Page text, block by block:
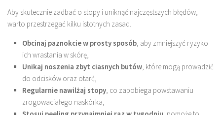
Aby skutecznie zadbać o stopy i uniknąć najczęstszych błędów,
warto przestrzegać kilku istotnych zasad.
Obcinaj paznokcie w prosty sposób, aby zmniejszyć ryzyko
ich wrastania w skórę,
Unikaj noszenia zbyt ciasnych butów, które mogą prowadzić
do odcisków oraz otarć,
Regularnie nawilżaj stopy, co zapobiega powstawaniu
zrogowaciałego naskórka,